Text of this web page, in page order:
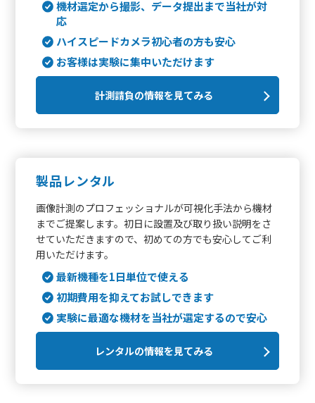
機材選定から撮影、データ提出まで当社が対
応
ハイスピードカメラ初心者の方も安心
お客様は実験に集中いただけます
計測請負の情報を見てみる
製品レンタル
画像計測のプロフェッショナルが可視化手法から機材
までご提案します。初日に設置及び取り扱い説明をさ
せていただきますので、初めての方でも安心してご利
用いただけます。
最新機種を1日単位で使える
初期費用を抑えてお試しできます
実験に最適な機材を当社が選定するので安心
レンタルの情報を見てみる